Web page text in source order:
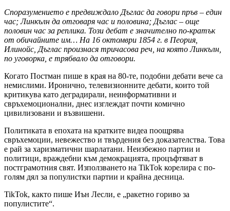
Споразумението е предвиждало Дъглас да говори пръв – един
час; Линкълн да отговаря час и половина; Дъглас – още
половин час за реплика. Този дебат е значително по-кратък
от обичайните им… На 16 октомври 1854 г. в Пеория,
Илинойс, Дъглас произнася тричасова реч, на която Линкълн,
по уговорка, е трябвало да отговори.
Когато Постман пише в края на 80-те, подобни дебати вече са
немислими. Иронично, телевизионните дебати, които той
критикува като деградирали, неинформативни и
свръхемоционални, днес изглеждат почти комично
цивилизовани и възвишени.
Политиката в епохата на кратките видеа поощрява
свръхемоции, невежество и твърдения без доказателства. Това
е рай за харизматични шарлатани. Неизбежно партии и
политици, враждебни към демокрацията, процъфтяват в
постграмотния свят. Използването на TikTok корелира с по-
голям дял за популистки партии и крайна десница.
TikTok, както пише Иън Лесли, е „ракетно гориво за
популистите“.